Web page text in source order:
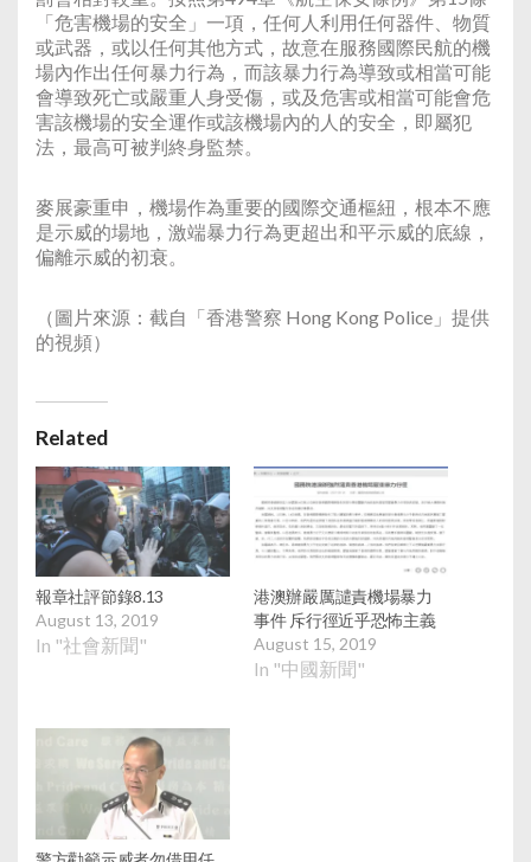
「危害機場的安全」一項，任何人利用任何器件、物質
或武器，或以任何其他方式，故意在服務國際民航的機
場內作出任何暴力行為，而該暴力行為導致或相當可能
會導致死亡或嚴重人身受傷，或及危害或相當可能會危
害該機場的安全運作或該機場內的人的安全，即屬犯
法，最高可被判終身監禁。
麥展豪重申，機場作為重要的國際交通樞紐，根本不應
是示威的場地，激端暴力行為更超出和平示威的底線，
偏離示威的初衰。
（圖片來源：截自「香港警察 Hong Kong Police」提供
的視頻）
Related
報章社評節錄8.13
August 13, 2019
In "社會新聞"
港澳辦嚴厲譴責機場暴力
事件 斥行徑近乎恐怖主義
August 15, 2019
In "中國新聞"